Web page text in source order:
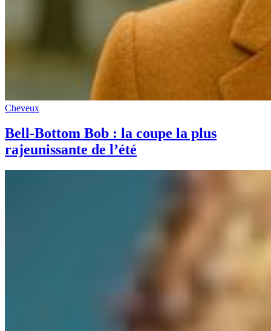
Cheveux
Bell-Bottom Bob : la coupe la plus
rajeunissante de l’été